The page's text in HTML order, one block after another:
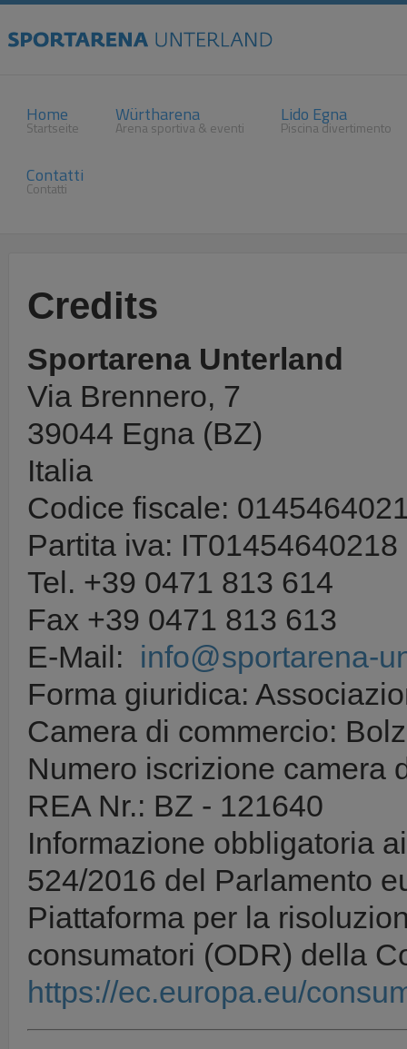
Home
Startseite
Würtharena
Arena sportiva & eventi
Lido Egna
Piscina divertimento
Contatti
Contatti
Credits
Sportarena Unterland
Via Brennero, 7
39044 Egna (BZ)
Italia
Codice fiscale:
Partita iva: IT01454640218
Tel. +39 0471 813 614
Fax +39 0471 813 613
E-Mail: info@sportarena-
Forma giuridica:
Camera di commercio:
Numero iscrizione camera
REA Nr.: BZ - 121640
Informazione obbligatoria
524/2016 del Parlamento
Piattaforma per la
consumatori (ODR) della
https://ec.europa.eu/